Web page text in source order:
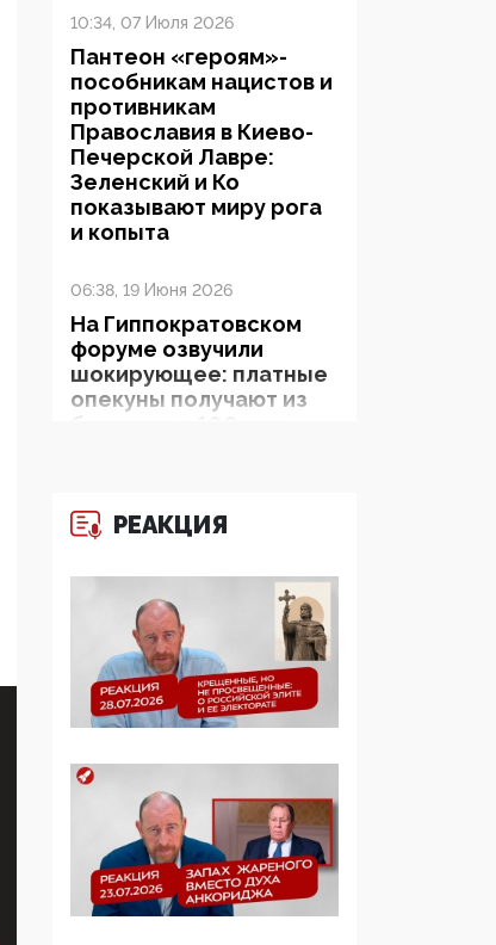
10:34, 07 Июля 2026
Пантеон «героям»-
пособникам нацистов и
противникам
Православия в Киево-
Печерской Лавре:
Зеленский и Ко
показывают миру рога
и копыта
06:38, 19 Июня 2026
На Гиппократовском
форуме озвучили
шокирующее: платные
опекуны получают из
05:00, 13 Июня 2026
Обществознания под
редакцией Медведева:
суверенитет,
традиционные
ценности и немного
двоемыслия
11:53, 09 Июня 2026
Прокуратура наконец
увидела
экстремистскую
деятельность ИИТО
ЮНЕСКО в России, но
РЕАКЦИЯ